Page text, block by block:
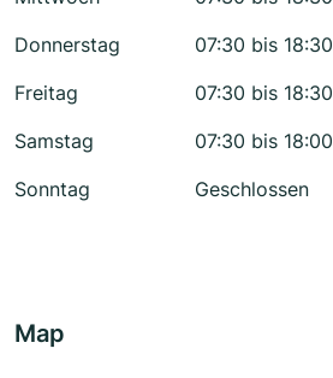
Donnerstag
07:30 bis 18:30
Freitag
07:30 bis 18:30
Samstag
07:30 bis 18:00
Sonntag
Geschlossen
Map